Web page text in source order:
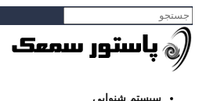
سیستم شنوایی